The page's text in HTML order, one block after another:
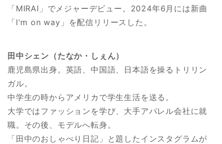
「MIRAI」でメジャーデビュー。2024年6月には新曲
「I'm on way」を配信リリースした。
田中シェン（たなか・しぇん）
鹿児島県出身。英語、中国語、日本語を操るトリリン
ガル。
中学生の時からアメリカで学生生活を送る。
大学ではファッションを学び、大手アパレル会社に就
職。その後、モデルへ転身。
「田中のおしゃべり日記」と題したインスタグラムが